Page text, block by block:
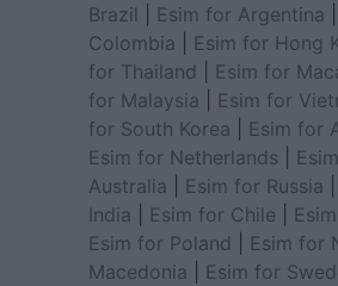
Brazil
Esim for Argentina
Colombia
Esim for Hong
for Thailand
Esim for
for Malaysia
Esim for
for South Korea
Esim for
Esim for Netherlands
Australia
Esim for Russia
India
Esim for Chile
Esim for Poland
Esim for
Macedonia
Esim for